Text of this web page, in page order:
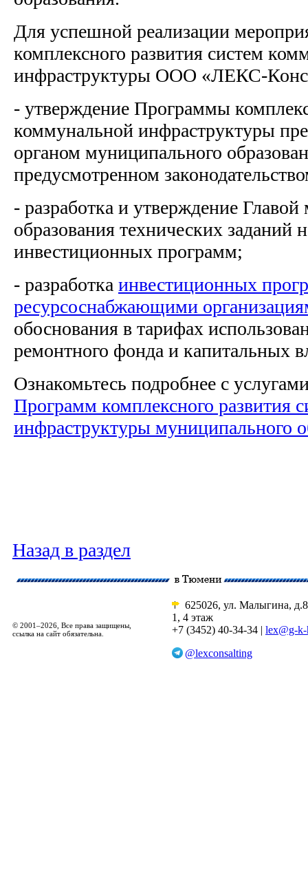
Для успешной реализации
комплексного развития систем
инфраструктуры ООО «ЛЕКС-
- утверждение Программы
коммунальной инфраструктуры
органом муниципального
предусмотренном
- разработка и утверждение
образования технических заданий
инвестиционных программ;
- разработка инвестиционных
ресурсоснабжающими
обоснования в тарифах
ремонтного фонда и капитальных
Ознакомьтесь подробнее с
Программ комплексного развития
инфраструктуры муниципального
Назад в раздел
© 2001–2026, Все права защищены,
ссылка на сайт обязательна.
625026, ул. Малыгина,
1, 4 этаж
+7 (3452) 40-34-34 | lex@g-
@lexconsalting